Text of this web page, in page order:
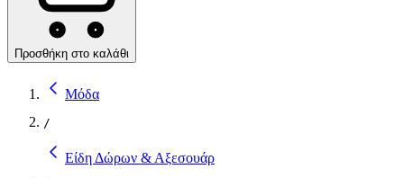
Προσθήκη στο καλάθι
Μόδα
/
Είδη Δώρων & Αξεσουάρ